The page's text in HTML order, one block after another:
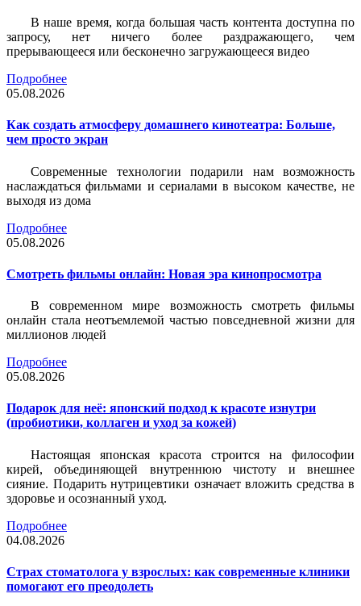
В наше время, когда большая часть контента доступна по
запросу, нет ничего более раздражающего, чем
прерывающееся или бесконечно загружающееся видео
Подробнее
05.08.2026
Как создать атмосферу домашнего кинотеатра: Больше,
чем просто экран
Современные технологии подарили нам возможность
наслаждаться фильмами и сериалами в высоком качестве, не
выходя из дома
Подробнее
05.08.2026
Смотреть фильмы онлайн: Новая эра кинопросмотра
В современном мире возможность смотреть фильмы
онлайн стала неотъемлемой частью повседневной жизни для
миллионов людей
Подробнее
05.08.2026
Подарок для неё: японский подход к красоте изнутри
(пробиотики, коллаген и уход за кожей)
Настоящая японская красота строится на философии
кирей, объединяющей внутреннюю чистоту и внешнее
сияние. Подарить нутрицевтики означает вложить средства в
здоровье и осознанный уход.
Подробнее
04.08.2026
Страх стоматолога у взрослых: как современные клиники
помогают его преодолеть